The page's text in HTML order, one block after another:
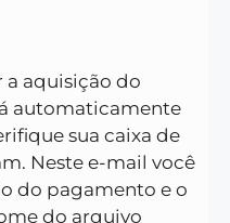
a aquisição do
automaticamente
sua caixa de
Neste e-mail você
do pagamento e o
do arquivo